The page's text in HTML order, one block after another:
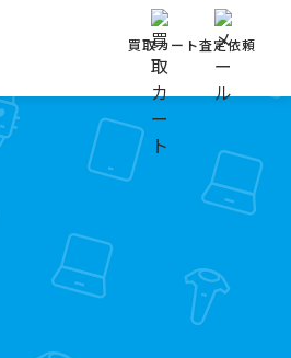
買取カート査定依頼